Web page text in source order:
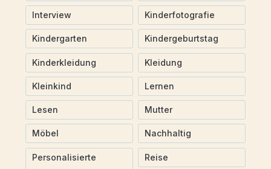
Interview Kinderfotografie
Kindergarten Kindergeburtstag
Kinderkleidung Kleidung
Kleinkind Lernen
Lesen Mutter
Möbel Nachhaltig
Personalisierte
Reise